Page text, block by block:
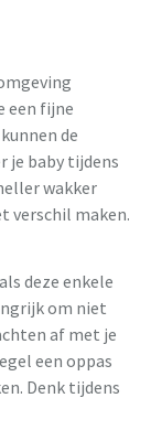
een fijne
de
je baby tijdens
wakker
verschil maken.
deze enkele
om niet
af met je
een oppas
Denk tijdens